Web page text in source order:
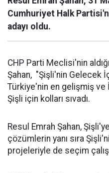
Cumhuriyet Halk
adayı oldu.
CHP Parti Meclisi'nin
Şahan, "Şişli'nin Gelecek
Türkiye'nin en gelişmiş
Şişli için kolları sıvadı.
Resul Emrah Şahan,
çözümlerin yanı sıra
projeleriyle de seçim